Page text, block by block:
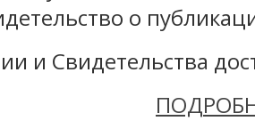
о
и Свидетельства